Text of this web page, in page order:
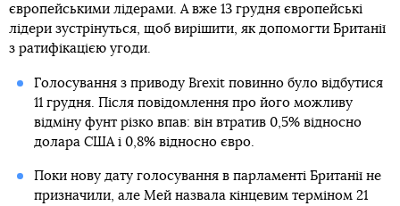
європейськими лідерами. А вже 13 грудня європейські
лідери зустрінуться, щоб вирішити, як допомогти Британії
з ратифікацією угоди.
Голосування з приводу Brexit повинно було відбутися
11 грудня. Після повідомлення про його можливу
відміну фунт різко впав: він втратив 0,5% відносно
долара США і 0,8% відносно євро.
Поки нову дату голосування в парламенті Британії не
призначили, але Мей назвала кінцевим терміном 21